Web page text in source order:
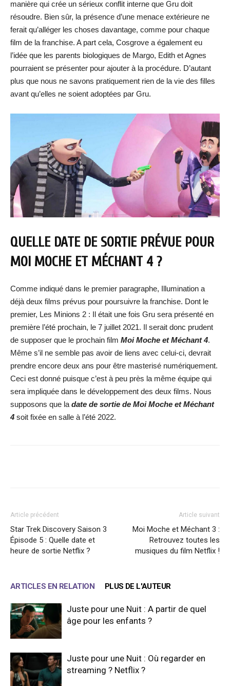
manière qui crée un sérieux conflit interne que Gru doit
résoudre. Bien sûr, la présence d’une menace extérieure ne
ferait qu’alléger les choses davantage, comme pour chaque
film de la franchise. A part cela, Cosgrove a également eu
l’idée que les parents biologiques de Margo, Edith et Agnes
pourraient se présenter pour ajouter à la procédure. D’autant
plus que nous ne savons pratiquement rien de la vie des filles
avant qu’elles ne soient adoptées par Gru.
QUELLE DATE DE SORTIE PRÉVUE POUR
MOI MOCHE ET MÉCHANT 4 ?
Comme indiqué dans le premier paragraphe, Illumination a
déjà deux films prévus pour poursuivre la franchise. Dont le
premier, Les Minions 2 : Il était une fois Gru sera présenté en
première l’été prochain, le 7 juillet 2021. Il serait donc prudent
de supposer que le prochain film Moi Moche et Méchant 4.
Même s’il ne semble pas avoir de liens avec celui-ci, devrait
prendre encore deux ans pour être masterisé numériquement.
Ceci est donné puisque c’est à peu près la même équipe qui
sera impliquée dans le développement des deux films. Nous
supposons que la date de sortie de Moi Moche et Méchant
4 soit fixée en salle à l’été 2022.
Article précédent
Star Trek Discovery Saison 3
Épisode 5 : Quelle date et
heure de sortie Netflix ?
Article suivant
Moi Moche et Méchant 3 :
Retrouvez toutes les
musiques du film Netflix !
ARTICLES EN RELATION PLUS DE L'AUTEUR
Juste pour une Nuit : A partir de quel
âge pour les enfants ?
Juste pour une Nuit : Où regarder en
streaming ? Netflix ?